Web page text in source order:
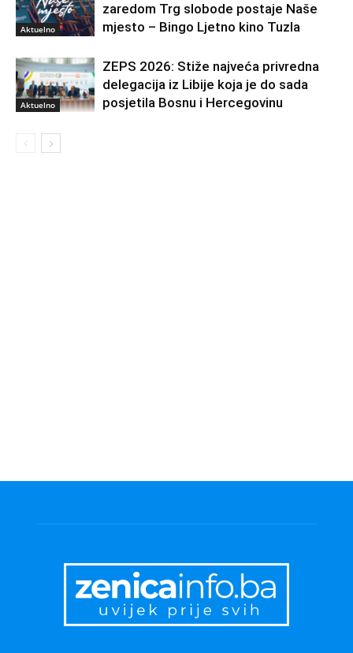
Aktuelno
zaredom Trg slobode postaje Naše
mjesto – Bingo Ljetno kino Tuzla
Aktuelno
ZEPS 2026: Stiže najveća privredna
delegacija iz Libije koja je do sada
posjetila Bosnu i Hercegovinu